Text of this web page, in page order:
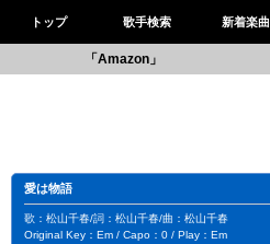
トップ 歌手検索 新着楽曲
「Amazon」
愛は物語
歌：松山千春/詞：松山千春/曲：松山千春
Original Key：Em / Capo：0 / Play：Em